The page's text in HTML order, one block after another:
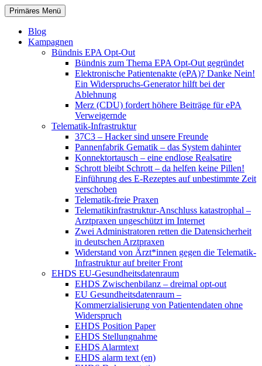
Zum
Inhalt
springen
patientenrechte-datenschutz.de
Suchen
Primäres Menü
Blog
Kampagnen
Bündnis EPA Opt-Out
Bündnis zum Thema EPA Opt-Out gegründet
Elektronische Patientenakte (ePA)? Danke Nein!
Ein Widerspruchs-Generator hilft bei der
Ablehnung
Merz (CDU) fordert höhere Beiträge für ePA
Verweigernde
Telematik-Infrastruktur
37C3 – Hacker sind unsere Freunde
Pannenfabrik Gematik – das System dahinter
Konnektortausch – eine endlose Realsatire
Schrott bleibt Schrott – da helfen keine Pillen!
Einführung des E-Rezeptes auf unbestimmte Zeit
verschoben
Telematik-freie Praxen
Telematikinfrastruktur-Anschluss katastrophal –
Arztpraxen ungeschützt im Internet
Zwei Administratoren retten die Datensicherheit
in deutschen Arztpraxen
Widerstand von Ärzt*innen gegen die Telematik-
Infrastruktur auf breiter Front
EHDS EU-Gesundheitsdatenraum
EHDS Zwischenbilanz – dreimal opt-out
EU Gesundheitsdatenraum –
Kommerzialisierung von Patientendaten ohne
Widerspruch
EHDS Position Paper
EHDS Stellungnahme
EHDS Alarmtext
EHDS alarm text (en)